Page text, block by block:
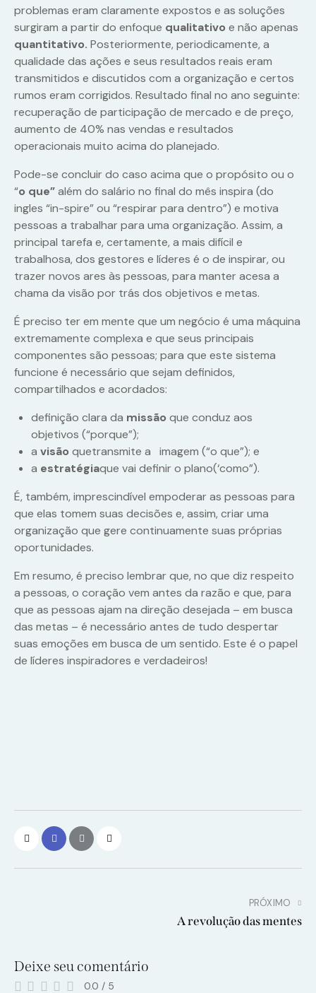
problemas eram claramente expostos e as soluções
surgiram a partir do enfoque qualitativo e não apenas
quantitativo. Posteriormente, periodicamente, a
qualidade das ações e seus resultados reais eram
transmitidos e discutidos com a organização e certos
rumos eram corrigidos. Resultado final no ano seguinte:
recuperação de participação de mercado e de preço,
aumento de 40% nas vendas e resultados
operacionais muito acima do planejado.
Pode-se concluir do caso acima que o propósito ou o
“o que”além do salário no final do mês inspira (do
ingles “in-spire” ou “respirar para dentro”) e motiva
pessoas a trabalhar para uma organização. Assim, a
principal tarefa e, certamente, a mais difícil e
trabalhosa, dos gestores e líderes é o de inspirar, ou
trazer novos ares às pessoas, para manter acesa a
chama da visão por trás dos objetivos e metas.
É preciso ter em mente que um negócio é uma máquina
extremamente complexa e que seus principais
componentes são pessoas; para que este sistema
funcione é necessário que sejam definidos,
compartilhados e acordados:
definição clara da missão que conduz aos
objetivos (“porque”);
a visão quetransmite a imagem (“o que”); e
a estratégiaque vai definir o plano(‘como”).
É, também, imprescindível empoderar as pessoas para
que elas tomem suas decisões e, assim, criar uma
organização que gere continuamente suas próprias
oportunidades.
Em resumo, é preciso lembrar que, no que diz respeito
a pessoas, o coração vem antes da razão e que, para
que as pessoas ajam na direção desejada – em busca
das metas – é necessário antes de tudo despertar
suas emoções em busca de um sentido. Este é o papel
de líderes inspiradores e verdadeiros!
PRÓXIMO
A revolução das mentes
Deixe seu comentário
0.0 / 5